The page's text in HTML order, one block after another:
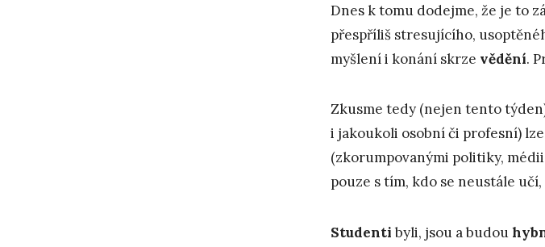
Dnes k tomu dodejme, že je to
přespříliš stresujícího,
myšlení i konání skrze vědění.
Zkusme tedy (nejen tento
i jakoukoli osobní či profesní)
(zkorumpovanými politiky,
pouze s tím, kdo se neustále
Studentibyli, jsou a budou